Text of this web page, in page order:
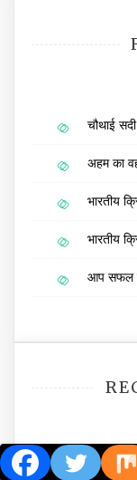
चौथाई
अहम का
भारतीय
भारतीय
आप सफल
Vidyakar Jha